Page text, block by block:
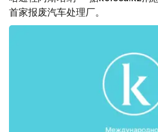
首家报废汽车处理厂。